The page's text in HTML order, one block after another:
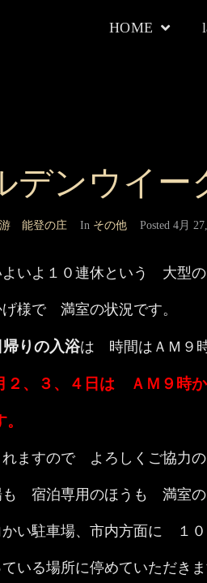
HOME
デンウイー
游 能登の庄 In その他 Posted 4月
よいよ１０連休という 大型
様で 満室の状況です。
帰りの入浴は 時間はＡＭ９
、３、４日は ＡＭ９時か
れますので よろしくご協力
も 宿泊専用のほうも 満室
い駐車場、市内方面に １
ている場所に停めていただき